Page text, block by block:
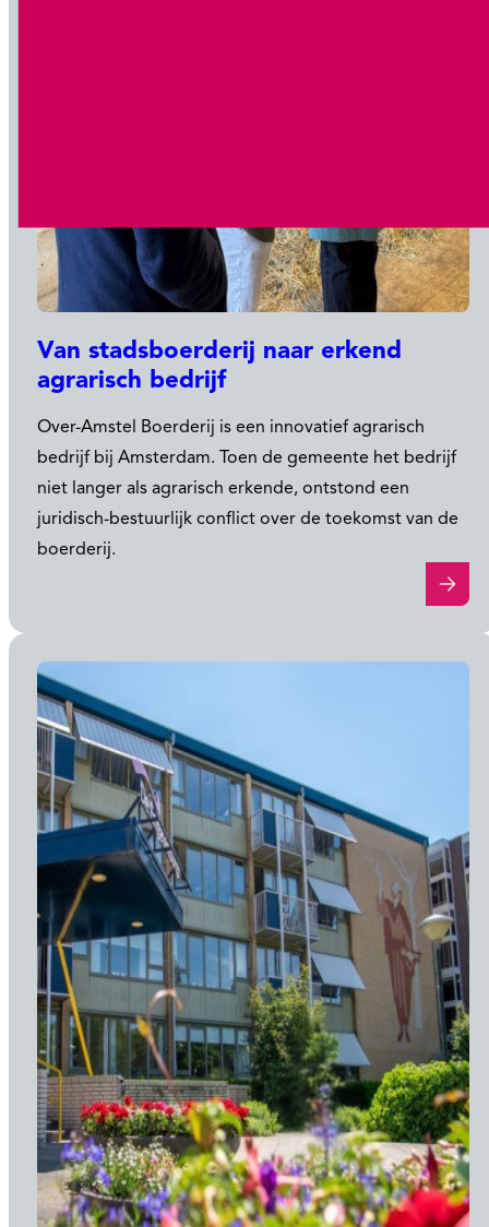
Van stadsboerderij naar erkend
agrarisch bedrijf
Over-Amstel Boerderij is een innovatief agrarisch
bedrijf bij Amsterdam. Toen de gemeente het bedrijf
niet langer als agrarisch erkende, ontstond een
juridisch-bestuurlijk conflict over de toekomst van de
boerderij.